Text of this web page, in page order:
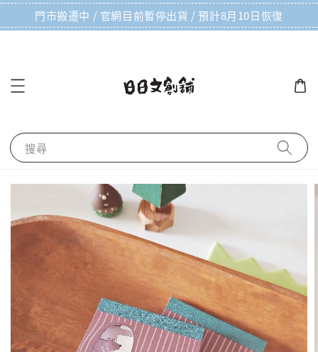
門市搬遷中 / 官網目前暫停出貨 / 預計8月10日恢復
搜尋